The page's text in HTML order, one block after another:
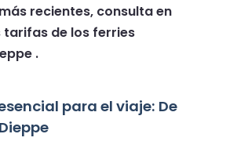
recientes, consulta en
tarifas de los ferries
.
para el viaje: De